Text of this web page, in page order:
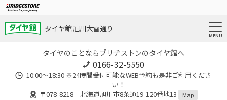
タイヤ館 旭川大雪通り
タイヤのことならブリヂストンのタイヤ館へ
0166-32-5550
10:00～18:30 ※24時間受付可能なWEB予約も是非ご利用くださ
い！
〒078-8218 北海道旭川市8条通19-120番地13
Map